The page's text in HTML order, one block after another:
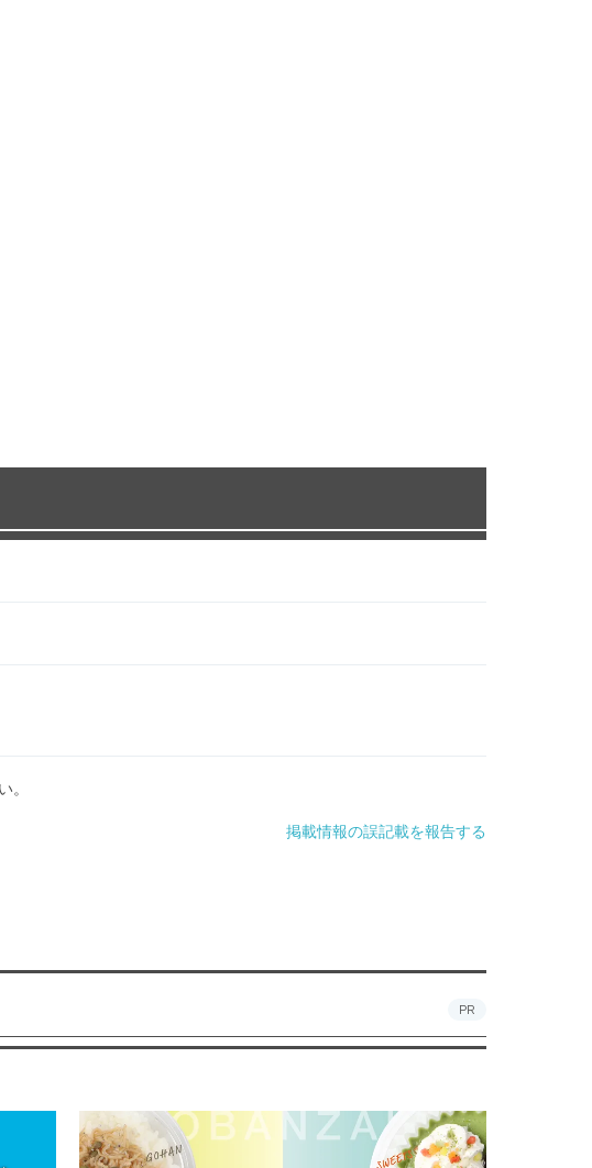
掲載情報の誤記載を報告する
PR